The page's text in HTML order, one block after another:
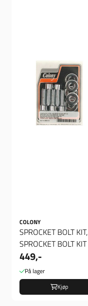
COLONY
SPROCKET BOLT KIT,
SPROCKET BOLT KIT
449,-
På lager
Kjøp